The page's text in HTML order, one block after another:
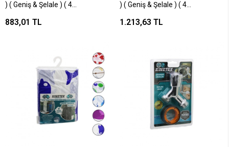
) ( Geniş & Şelale ) ( 4
) Uzun Kuğu Batarya*26
883,01 TL
) ( Geniş & Şelale ) ( 4
) Uzun Kuğu Batarya*26
1.213,63 TL